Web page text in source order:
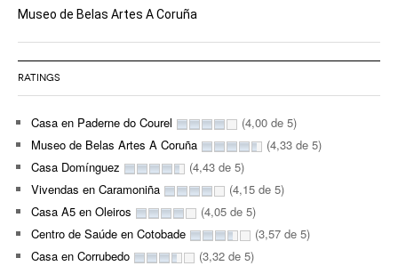
Museo de Belas Artes A Coruña
RATINGS
Casa en Paderne do Courel
(4,00 de 5)
Museo de Belas Artes A Coruña
(4,33 de 5)
Casa Domínguez
(4,43 de 5)
Vivendas en Caramoniña
(4,15 de 5)
Casa A5 en Oleiros
(4,05 de 5)
Centro de Saúde en Cotobade
(3,57 de 5)
Casa en Corrubedo
(3,32 de 5)